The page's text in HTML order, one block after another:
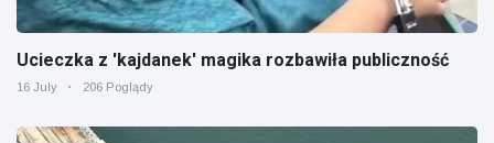
Ucieczka z 'kajdanek' magika rozbawiła publiczność
16 July 206 Poglądy